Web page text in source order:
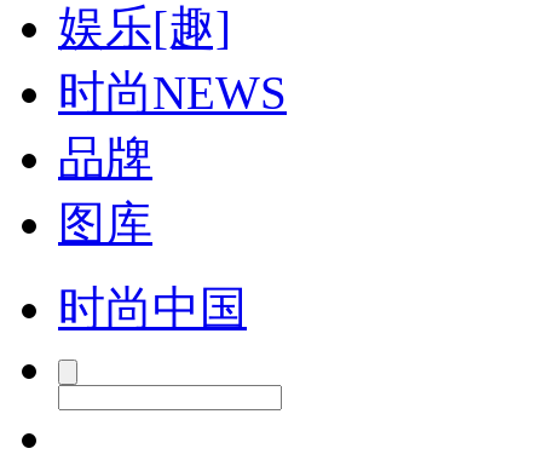
娱乐[趣]
时尚NEWS
品牌
图库
时尚中国